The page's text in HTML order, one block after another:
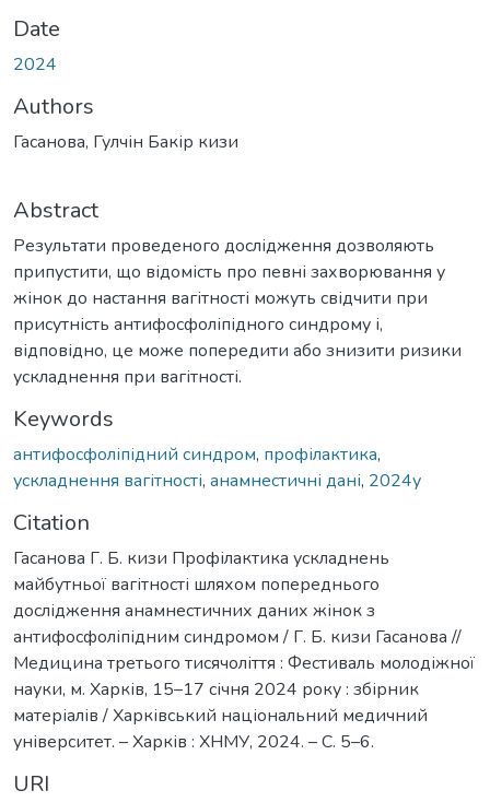
Date
2024
Authors
Гасанова, Гулчін Бакір кизи
Abstract
Результати проведеного дослідження дозволяють
припустити, що відомість про певні захворювання у
жінок до настання вагітності можуть свідчити при
присутність антифосфоліпідного синдрому і,
відповідно, це може попередити або знизити ризики
ускладнення при вагітності.
Keywords
антифосфоліпідний синдром, профілактика,
ускладнення вагітності, анамнестичні дані, 2024у
Citation
Гасанова Г. Б. кизи Профілактика ускладнень
майбутньої вагітності шляхом попереднього
дослідження анамнестичних даних жінок з
антифосфоліпідним синдромом / Г. Б. кизи Гасанова //
Медицина третього тисячоліття : Фестиваль молодіжної
науки, м. Харків, 15–17 січня 2024 року : збірник
матеріалів / Харківський національний медичний
університет. – Харків : ХНМУ, 2024. – С. 5–6.
URI